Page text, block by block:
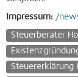
Impressum: /
Steuerberater
Steuererklärung